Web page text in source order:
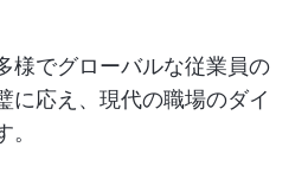
様でグローバルな従業員の
に応え、現代の職場のダイ